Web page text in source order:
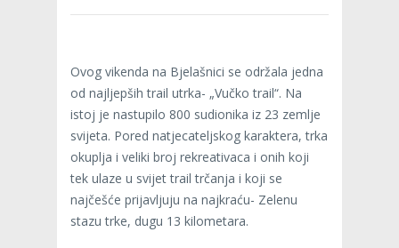
Ovog vikenda na Bjelašnici se održala jedna
od najljepših trail utrka- „Vučko trail“. Na
istoj je nastupilo 800 sudionika iz 23 zemlje
svijeta. Pored natjecateljskog karaktera, trka
okuplja i veliki broj rekreativaca i onih koji
tek ulaze u svijet trail trčanja i koji se
najčešće prijavljuju na najkraću- Zelenu
stazu trke, dugu 13 kilometara.